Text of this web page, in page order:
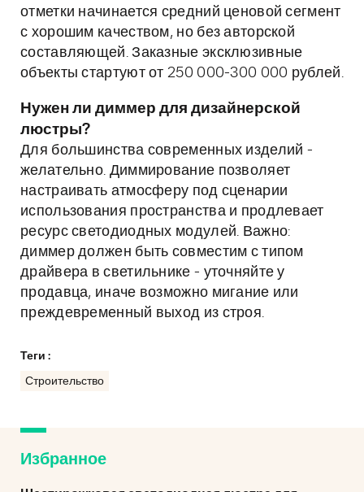
отметки начинается средний ценовой сегмент
с хорошим качеством, но без авторской
составляющей. Заказные эксклюзивные
объекты стартуют от 250 000-300 000 рублей.
Нужен ли диммер для дизайнерской
люстры?
Для большинства современных изделий -
желательно. Диммирование позволяет
настраивать атмосферу под сценарии
использования пространства и продлевает
ресурс светодиодных модулей. Важно:
диммер должен быть совместим с типом
драйвера в светильнике - уточняйте у
продавца, иначе возможно мигание или
преждевременный выход из строя.
Теги :
Строительство
Избранное